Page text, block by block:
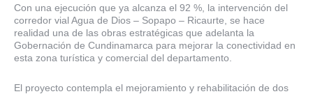
Con una ejecución que ya alcanza el 92 %, la intervención del
corredor vial Agua de Dios – Sopapo – Ricaurte, se hace
realidad una de las obras estratégicas que adelanta la
Gobernación de Cundinamarca para mejorar la conectividad en
esta zona turística y comercial del departamento.
El proyecto contempla el mejoramiento y rehabilitación de dos